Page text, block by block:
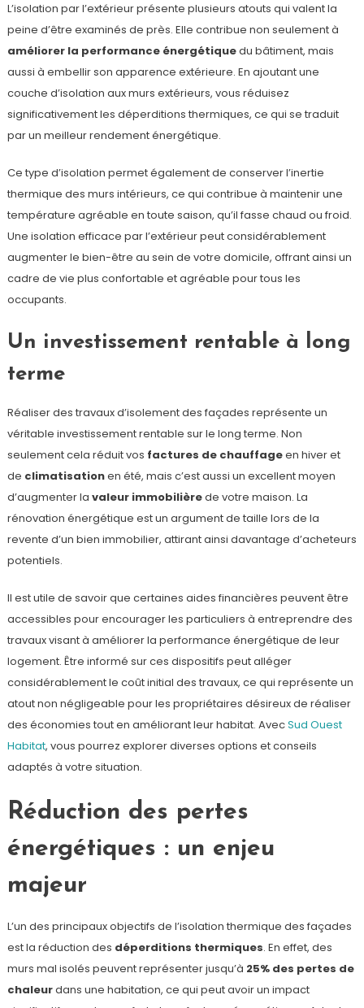
L’isolation par l’extérieur présente plusieurs atouts qui valent la
peine d’être examinés de près. Elle contribue non seulement à
améliorer la performance énergétiquedu bâtiment, mais
aussi à embellir son apparence extérieure. En ajoutant une
couche d’isolation aux murs extérieurs, vous réduisez
significativement les déperditions thermiques, ce qui se traduit
par un meilleur rendement énergétique.
Ce type d’isolation permet également de conserver l’inertie
thermique des murs intérieurs, ce qui contribue à maintenir une
température agréable en toute saison, qu’il fasse chaud ou froid.
Une isolation efficace par l’extérieur peut considérablement
augmenter le bien-être au sein de votre domicile, offrant ainsi un
cadre de vie plus confortable et agréable pour tous les
occupants.
Un investissement rentable à long
terme
Réaliser des travaux d’isolement des façades représente un
véritable investissement rentable sur le long terme. Non
seulement cela réduit vos factures de chauffageen hiver et
de climatisationen été, mais c’est aussi un excellent moyen
d’augmenter la valeur immobilièrede votre maison. La
rénovation énergétique est un argument de taille lors de la
revente d’un bien immobilier, attirant ainsi davantage d’acheteurs
potentiels.
Il est utile de savoir que certaines aides financières peuvent être
accessibles pour encourager les particuliers à entreprendre des
travaux visant à améliorer la performance énergétique de leur
logement. Être informé sur ces dispositifs peut alléger
considérablement le coût initial des travaux, ce qui représente un
atout non négligeable pour les propriétaires désireux de réaliser
des économies tout en améliorant leur habitat. AvecSud Ouest
Habitat, vous pourrez explorer diverses options et conseils
adaptés à votre situation.
Réduction des pertes
énergétiques : un enjeu
majeur
L’un des principaux objectifs de l’isolation thermique des façades
est la réduction des déperditions thermiques. En effet, des
murs mal isolés peuvent représenter jusqu’à 25% des pertes de
chaleurdans une habitation, ce qui peut avoir un impact